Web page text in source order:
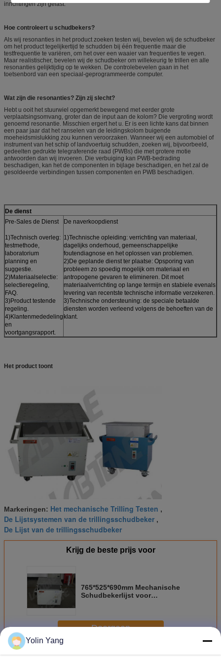
inrichtingen zijn gelast.
Hoe controleert u schudbekers?
Als wij resonanties in het product zoeken testen wij, bevelen wij de schudbeker
om het product tegelijkertijd te schudden bij één frequentie maar die
testfrequentie te variëren, om het over een waaier van frequenties te vegen.
Maar realistischer, bevelen wij de schudbeker om willekeurig te trillen en alle
resonanties gelijktijdig op te wekken. De controlebevelen gaan in het
toetsenbord van een speciaal-geprogrammeerde computer.
Wat zijn die resonanties? Zijn zij slecht?
Hebt u ooit het stuurwiel opgemerkt bewegend met eerder grote
verplaatsingsomvang, groter dan de input aan de kolom? Die vergroting wordt
genoemd resonantie. Misschien ergert het u. Er is een lichte kans dat binnen
een paar jaar dat het ranselen van de leidingskolom buigende
moeheidsmislukking zou kunnen veroorzaken. Wanneer wij een automobiel of
instrument van het schip of landvoertuig schudden, zoeken wij, bijvoorbeeld,
gedeelten gedrukte telegraferende raad (PWBs) die met grotere motie
antwoorden dan wij invoeren. Die verbuiging kan PWB-bedrading
beschadigen, kan het de componenten in bijlage beschadigen, en het zal de
gesoldeerde verbindingen tussen componenten en PWB beschadigen.
De dienst
Pre-Sales de Dienst
1)Technisch overleg:
testmethode,
laboratorium
planning en
suggestie.
2)Materiaalselectie:
selectieregeling,
FAQ.
3)Product testende
regeling.
4)Klantenmededeling
en
voortgangsrapport.
De naverkoopdienst
1)Technische opleiding: verrichting van materiaal,
dagelijks onderhoud, gemeenschappelijke
foutendiagnose en het oplossen van problemen.
2)De geplande dienst ter plaatse: Opsporing van
probleem zo spoedig mogelijk om materiaal en
antropogene gevaren te elimineren. Dit moet
materiaalverrichting op lange termijn en stabiele evenals
levering van recentste technische informatie verzekeren.
3)Technische ondersteuning: de speciale betaalde
diensten worden verleend volgens de behoeften van de
klant.
Het product toont
Markeringen: Het mechanische Trilling Testen ,
De Lijstsystemen van de trillingsschudbeker ,
De Lijst van de trillingsschudbeker
Krijg de beste prijs voor
765*525*690mm Mechanische
Schudbekerlijst voor
testen
Doorgaan
MeerMechanische Schudbekerlijst
Yolin Yang